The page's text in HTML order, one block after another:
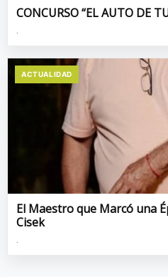
CONCURSO “EL AUTO DE
.
ACTUALIDAD
El Maestro que Marcó una
Cisek
.